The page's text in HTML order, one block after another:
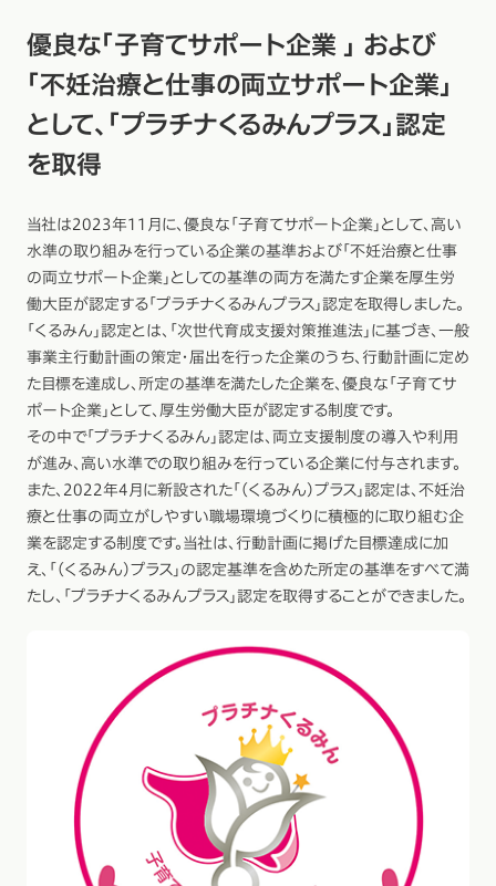
優良な「子育てサポート企業 」 および
「不妊治療と仕事の両立サポート企業」
として、「プラチナくるみんプラス」認定
を取得
当社は2023年11月に、優良な「子育てサポート企業」として、高い
水準の取り組みを行っている企業の基準および「不妊治療と仕事
の両立サポート企業」としての基準の両方を満たす企業を厚生労
働大臣が認定する「プラチナくるみんプラス」認定を取得しました。
「くるみん」認定とは、「次世代育成支援対策推進法」に基づき、一般
事業主行動計画の策定・届出を行った企業のうち、行動計画に定め
た目標を達成し、所定の基準を満たした企業を、優良な「子育てサ
ポート企業」として、厚生労働大臣が認定する制度です。
その中で「プラチナくるみん」認定は、両立支援制度の導入や利用
が進み、高い水準での取り組みを行っている企業に付与されます。
また、2022年4月に新設された「（くるみん）プラス」認定は、不妊治
療と仕事の両立がしやすい職場環境づくりに積極的に取り組む企
業を認定する制度です。当社は、行動計画に掲げた目標達成に加
え、「（くるみん）プラス」の認定基準を含めた所定の基準をすべて満
たし、「プラチナくるみんプラス」認定を取得することができました。